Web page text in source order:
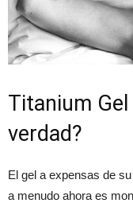
Titanium
verdad?
El gel a expensas de
a menudo ahora es